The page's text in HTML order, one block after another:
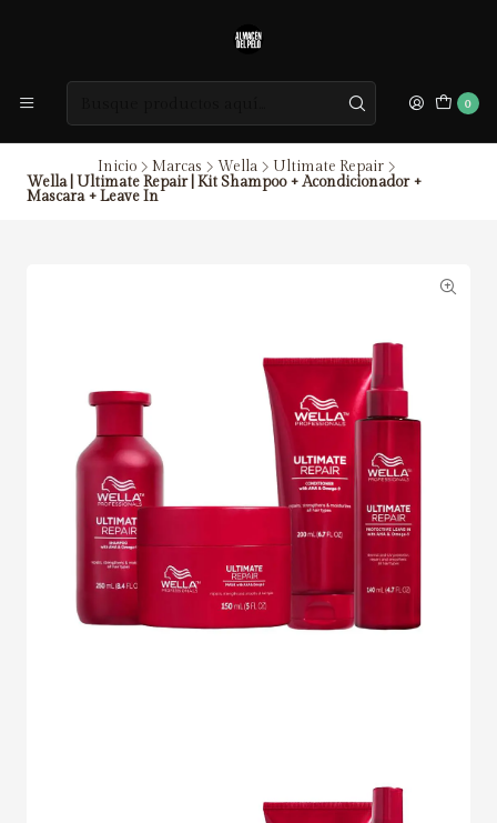
0
Inicio Marcas Wella
Ultimate Repair
Wella | Ultimate Repair | Kit Shampoo + Acondicionador +
Mascara + Leave In